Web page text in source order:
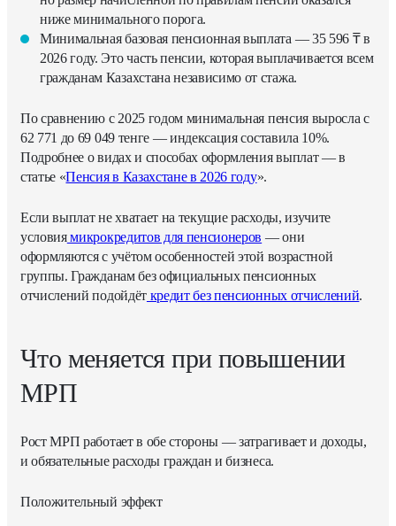
ниже минимального порога.
Минимальная базовая пенсионная выплата — 35 596 ₸ в
2026 году. Это часть пенсии, которая выплачивается всем
гражданам Казахстана независимо от стажа.
По сравнению с 2025 годом минимальная пенсия выросла с
62 771 до 69 049 тенге — индексация составила 10%.
Подробнее о видах и способах оформления выплат — в
статье «Пенсия в Казахстане в 2026 году».
Если выплат не хватает на текущие расходы, изучите
условиямикрокредитов для пенсионеров — они
оформляются с учётом особенностей этой возрастной
группы. Гражданам без официальных пенсионных
отчислений подойдёткредит без пенсионных отчислений.
Что меняется при повышении
МРП
Рост МРП работает в обе стороны — затрагивает и доходы,
и обязательные расходы граждан и бизнеса.
Положительный эффект